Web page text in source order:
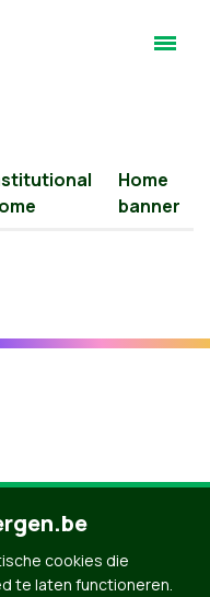
Home
banner
cookies die
te laten functioneren.